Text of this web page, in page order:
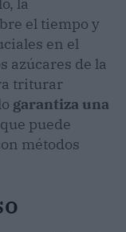
la
el tiempo y
en el
azúcares de la
triturar
garantiza una
puede
métodos